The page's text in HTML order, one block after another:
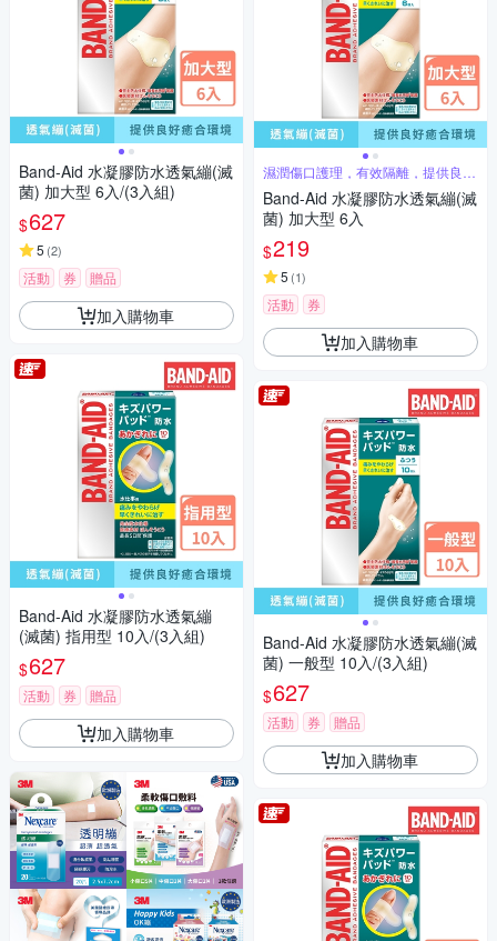
Band-Aid 水凝膠防水透氣繃(滅
菌) 加大型 6入/(3入組)
$627
5 (2)
活動 券 贈品
加入購物車
Band-Aid 水凝膠防水透氣繃
(滅菌) 指用型 10入/(3入組)
$627
活動 券 贈品
加入購物車
濕潤傷口護理，有效隔離，提供良好
愈合環境
Band-Aid 水凝膠防水透氣繃(滅
菌) 加大型 6入
$219
5 (1)
活動 券
加入購物車
Band-Aid 水凝膠防水透氣繃(滅
菌) 一般型 10入/(3入組)
$627
活動 券 贈品
加入購物車